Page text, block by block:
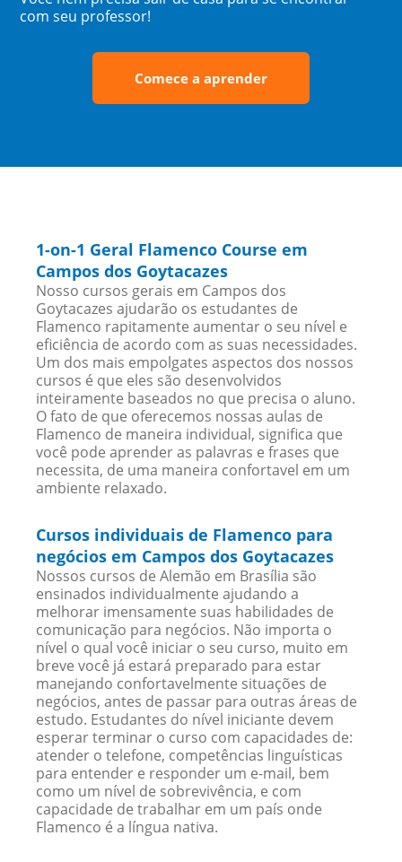
com seu professor!
Comece a aprender
1-on-1 Geral Flamenco Course em
Campos dos Goytacazes
Nosso cursos gerais em Campos dos
Goytacazes ajudarão os estudantes de
Flamenco rapitamente aumentar o seu nível e
eficiência de acordo com as suas necessidades.
Um dos mais empolgates aspectos dos nossos
cursos é que eles são desenvolvidos
inteiramente baseados no que precisa o aluno.
O fato de que oferecemos nossas aulas de
Flamenco de maneira individual, significa que
você pode aprender as palavras e frases que
necessita, de uma maneira confortavel em um
ambiente relaxado.
Cursos individuais de Flamenco para
negócios em Campos dos Goytacazes
Nossos cursos de Alemão em Brasília são
ensinados individualmente ajudando a
melhorar imensamente suas habilidades de
comunicação para negócios. Não importa o
nível o qual você iniciar o seu curso, muito em
breve você já estará preparado para estar
manejando confortavelmente situações de
negócios, antes de passar para outras áreas de
estudo. Estudantes do nível iniciante devem
esperar terminar o curso com capacidades de:
atender o telefone, competências linguísticas
para entender e responder um e-mail, bem
como um nível de sobrevivência, e com
capacidade de trabalhar em um país onde
Flamenco é a língua nativa.